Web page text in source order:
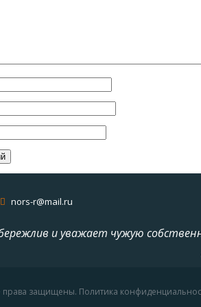
nors-r@mail.ru
и уважает чужую
защищены. Политика